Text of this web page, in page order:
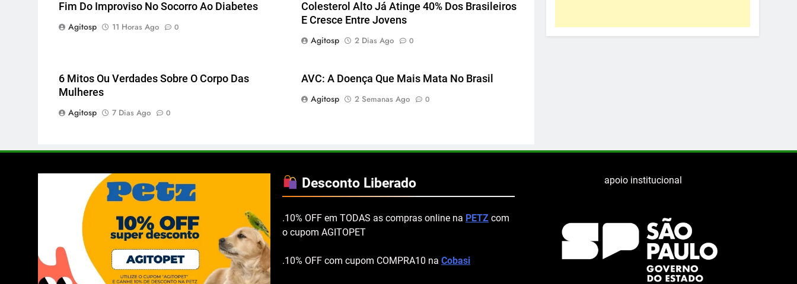
Fim Do Improviso No Socorro Ao Diabetes
Agitosp
11 Horas Ago 0
Colesterol Alto Já Atinge 40% Dos Brasileiros
E Cresce Entre Jovens
Agitosp
2 Dias Ago 0
6 Mitos Ou Verdades Sobre O Corpo Das
Mulheres
Agitosp
7 Dias Ago 0
AVC: A Doença Que Mais Mata No Brasil
Agitosp
2 Semanas Ago 0
Desconto Liberado
.10% OFF em TODAS as compras online na PETZ com
o cupom AGITOPET
.10% OFF com cupom COMPRA10 na Cobasi
apoio institucional